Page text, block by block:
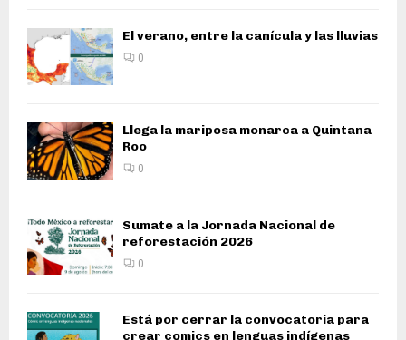
El verano, entre la canícula y las lluvias
0
Llega la mariposa monarca a Quintana
Roo
0
Sumate a la Jornada Nacional de
reforestación 2026
0
Está por cerrar la convocatoria para
crear comics en lenguas indígenas